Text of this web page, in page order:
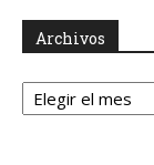
Archivos
Archivos